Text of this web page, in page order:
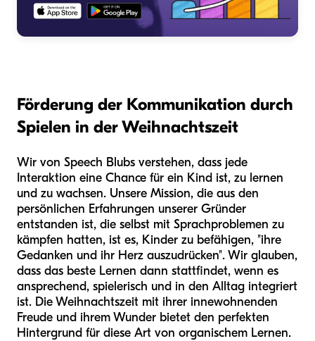
Förderung der Kommunikation durch
Spielen in der Weihnachtszeit
Wir von Speech Blubs verstehen, dass jede
Interaktion eine Chance für ein Kind ist, zu lernen
und zu wachsen. Unsere Mission, die aus den
persönlichen Erfahrungen unserer Gründer
entstanden ist, die selbst mit Sprachproblemen zu
kämpfen hatten, ist es, Kinder zu befähigen, "ihre
Gedanken und ihr Herz auszudrücken". Wir glauben,
dass das beste Lernen dann stattfindet, wenn es
ansprechend, spielerisch und in den Alltag integriert
ist. Die Weihnachtszeit mit ihrer innewohnenden
Freude und ihrem Wunder bietet den perfekten
Hintergrund für diese Art von organischem Lernen.